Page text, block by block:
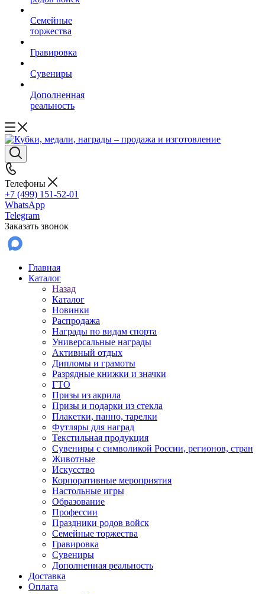
Семейные
торжества
Гравировка
Сувениры
Дополненная
реальность
Телефоны
+7 (499) 151-52-01
WhatsApp
Telegram
Заказать звонок
Главная
Каталог
Назад
Каталог
Новинки
Распродажа
Награды по видам спорта
Универсальные награды
Активный отдых
Дипломы и грамоты
Разрядные книжки и значки
ГТО
Призы из акрила
Призы и подарки из стекла
Плакетки, панно, тарелки
Футляры для наград
Текстильная продукция
Сувениры с символикой России, регионов, стран
Животные
Искусство
Корпоративные мероприятия
Настольные игры
Образование
Профессии
Праздники родов войск
Семейные торжества
Гравировка
Сувениры
Дополненная реальность
Доставка
Оплата